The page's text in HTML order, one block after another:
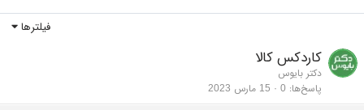
فیلترها
کاردکس کالا
دکتر بایوس
پاسخ‌ها 0 15 مارس 2023